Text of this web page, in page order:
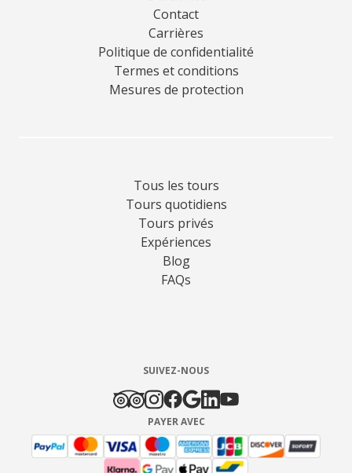
Contact
Carrières
Politique de confidentialité
Termes et conditions
Mesures de protection
Tous les tours
Tours quotidiens
Tours privés
Expériences
Blog
FAQs
SUIVEZ-NOUS
PAYER AVEC